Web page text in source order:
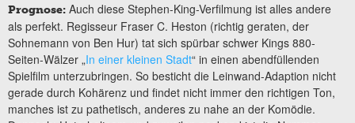
Prognose: Auch diese Stephen-King-Verfilmung ist alles andere
als perfekt. Regisseur Fraser C. Heston (richtig geraten, der
Sohnemann von Ben Hur) tat sich spürbar schwer Kings 880-
Seiten-Wälzer „In einer kleinen Stadt“ in einen abendfüllenden
Spielfilm unterzubringen. So besticht die Leinwand-Adaption nicht
gerade durch Kohärenz und findet nicht immer den richtigen Ton,
manches ist zu pathetisch, anderes zu nahe an der Komödie.